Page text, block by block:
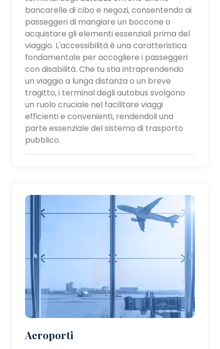
bancarelle di cibo e negozi, consentendo ai
passeggeri di mangiare un boccone o
acquistare gli elementi essenziali prima del
viaggio. L'accessibilità è una caratteristica
fondamentale per accogliere i passeggeri
con disabilità. Che tu stia intraprendendo
un viaggio a lunga distanza o un breve
tragitto, i terminal degli autobus svolgono
un ruolo cruciale nel facilitare viaggi
efficienti e convenienti, rendendoli una
parte essenziale del sistema di trasporto
pubblico.
Aeroporti